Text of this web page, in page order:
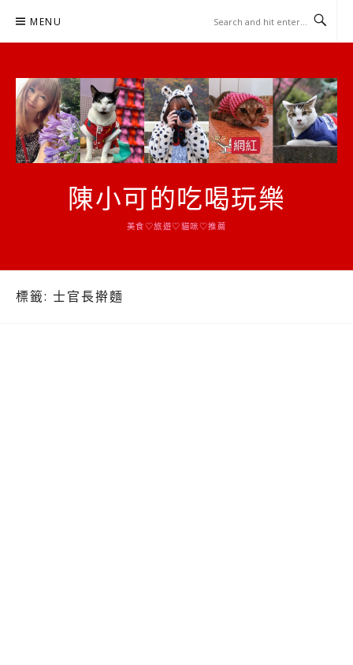
MENU
陳小可的吃喝玩樂
美食♡旅遊♡貓咪♡推薦
標籤: 士官長擀麵